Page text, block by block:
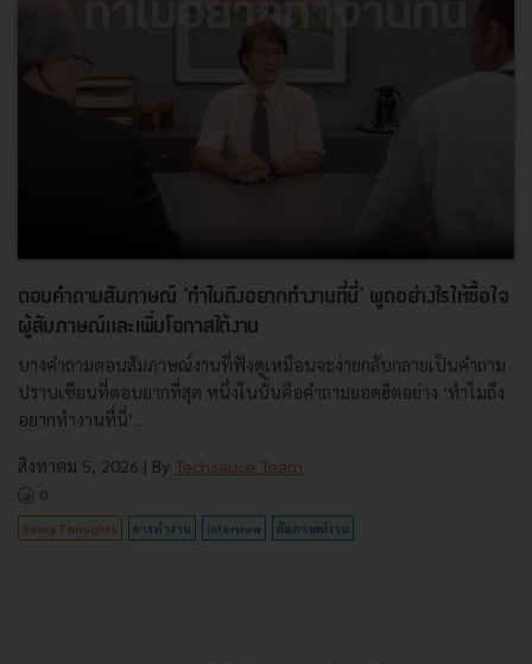
ตอบคำถามสัมภาษณ์ 'ทำไมถึงอยากทำงานที่นี่' พูดอย่างไรให้ซื้อใจ
ผู้สัมภาษณ์และเพิ่มโอกาสได้งาน
บางคำถามตอนสัมภาษณ์งานที่ฟังดูเหมือนจะง่ายกลับกลายเป็นคำถาม
ปราบเซียนที่ตอบยากที่สุด หนึ่งในนั้นคือคำถามยอดฮิตอย่าง ‘ทำไมถึง
อยากทำงานที่นี่’...
สิงหาคม 5, 2026 | By Techsauce Team
0
Saucy Thoughts การทำงาน interview สัมภาษณ์งาน